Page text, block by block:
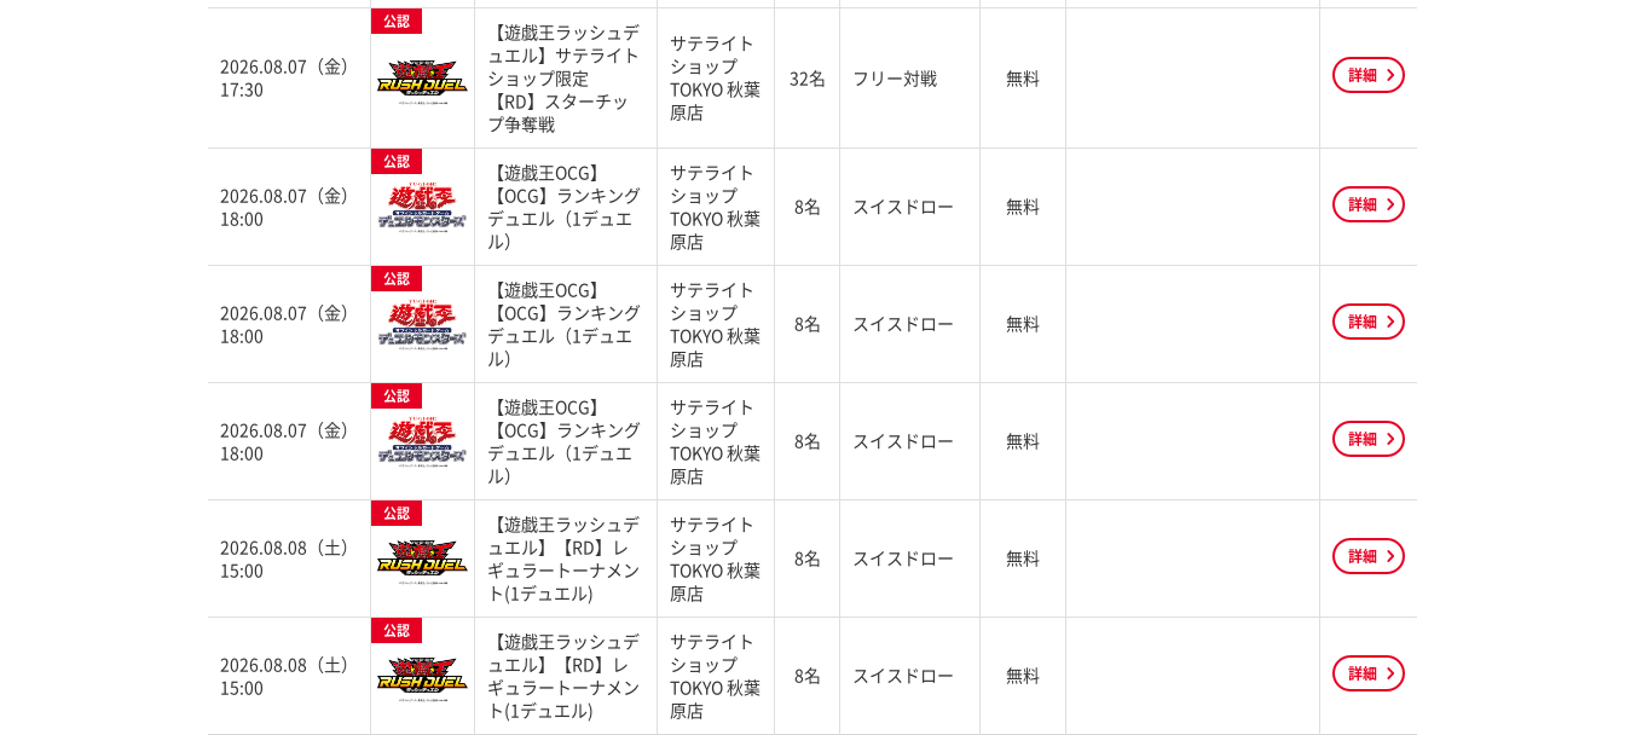
2026.08.07（金）
17:30
公認
【遊戯王ラッシュデ
ュエル】サテライト
ショップ限定
【RD】スターチッ
プ争奪戦
サテライト
ショップ
TOKYO 秋葉
原店
32名 フリー対戦 無料 詳細
2026.08.07（金）
18:00
公認
【遊戯王OCG】
【OCG】ランキング
デュエル（1デュエ
ル）
サテライト
ショップ
TOKYO 秋葉
原店
8名 スイスドロー 無料 詳細
2026.08.07（金）
18:00
公認
【遊戯王OCG】
【OCG】ランキング
デュエル（1デュエ
ル）
サテライト
ショップ
TOKYO 秋葉
原店
8名 スイスドロー 無料 詳細
2026.08.07（金）
18:00
公認
【遊戯王OCG】
【OCG】ランキング
デュエル（1デュエ
ル）
サテライト
ショップ
TOKYO 秋葉
原店
8名 スイスドロー 無料 詳細
2026.08.08（土）
15:00
公認
【遊戯王ラッシュデ
ュエル】【RD】レ
ギュラートーナメン
ト(1デュエル)
サテライト
ショップ
TOKYO 秋葉
原店
8名 スイスドロー 無料 詳細
2026.08.08（土）
15:00
公認
【遊戯王ラッシュデ
ュエル】【RD】レ
ギュラートーナメン
ト(1デュエル)
サテライト
ショップ
TOKYO 秋葉
原店
8名 スイスドロー 無料 詳細